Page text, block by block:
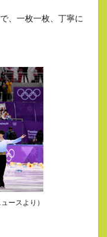
、一枚一枚、丁寧に
ースより）